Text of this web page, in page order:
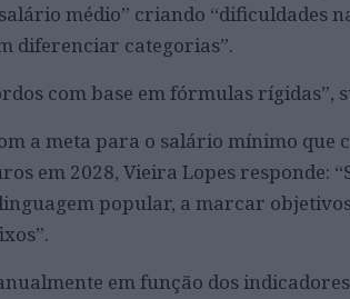
médio” criando “dificuldades
diferenciar categorias”.
com base em fórmulas rígidas”,
a meta para o salário mínimo que
em 2028, Vieira Lopes responde:
popular, a marcar
em função dos